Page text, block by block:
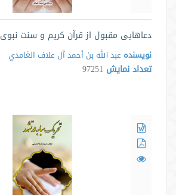
دعاهایی مقبول از قرآن کریم و سنت نبوی
نویسنده عبد الله بن أحمد آل علاف الغامدي
تعداد نمایش 97251